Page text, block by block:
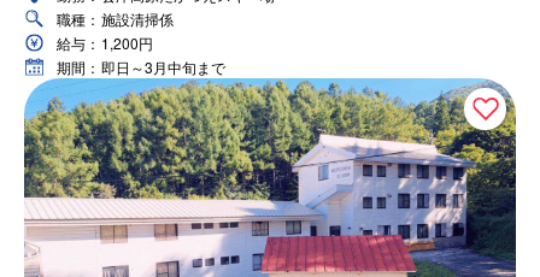
職種： 施設清掃係
給与： 1,200円
期間： 即日～3月中旬まで